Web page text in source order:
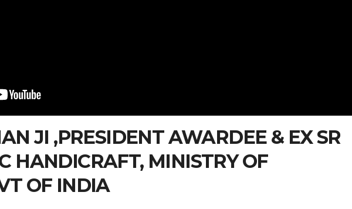
JI ,PRESIDENT AWARDEE & EX SR
HANDICRAFT, MINISTRY OF
OF INDIA